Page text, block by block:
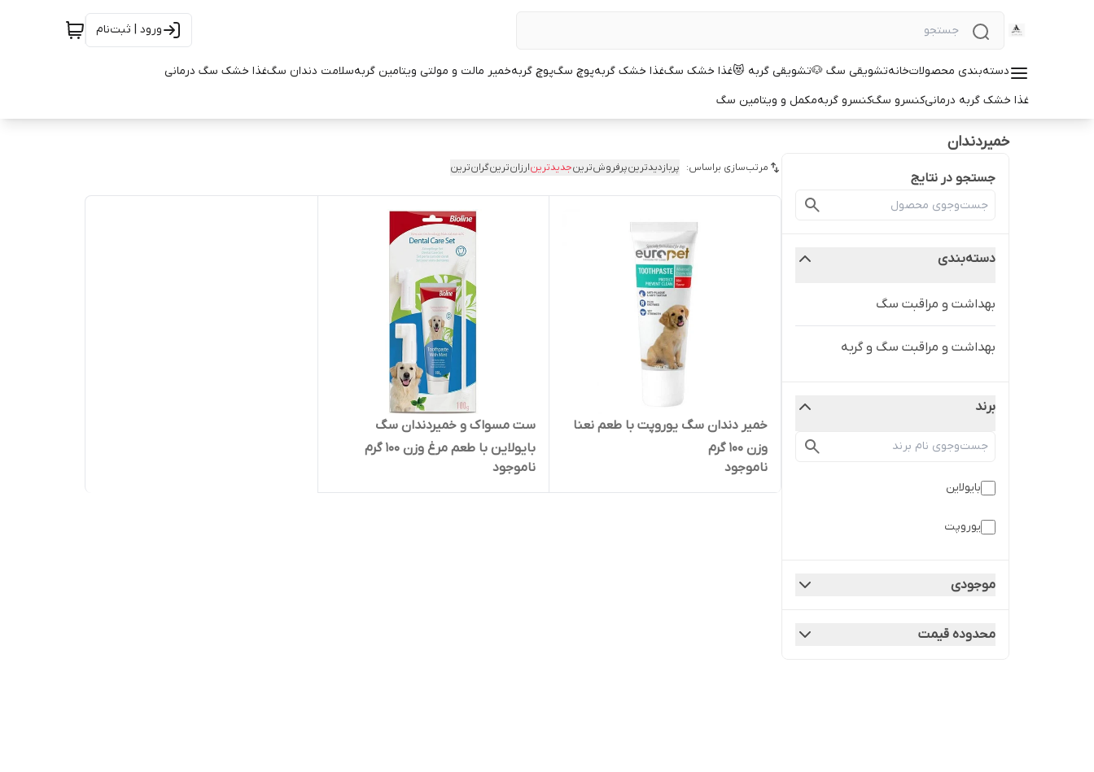
ورود | ثبت‌نام
دسته‌بندی محصولاتخانهتشویقی سگ 🐶تشویقی گربه 😻غذا خشک سگغذا خشک گربهپوچ سگپوچ گربهخمیر مالت و مولتی ویتامین گربهسلامت دندان سگغذا خشک سگ درمانی
غذا خشک گربه درمانیکنسرو سگکنسرو گربهمکمل و ویتامین سگ
خمیردندان
جستجو در نتایج
دسته‌بندی
بهداشت و مراقبت سگ
بهداشت و مراقبت سگ و گربه
برند
بایولاین
یوروپت
موجودی
محدوده قیمت
مرتب‌سازی براساس: پربازدیدترینپرفروش‌ترینجدیدترینارزان‌ترینگران‌ترین
خمیر دندان سگ یوروپت با طعم نعنا
وزن 100 گرم
ناموجود
ست مسواک و خمیردندان سگ
بایولاین با طعم مرغ وزن 100 گرم
ناموجود